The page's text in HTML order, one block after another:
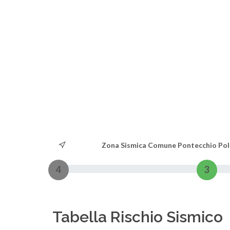
Zona Sismica Comune Pontecchio
4 3
Tabella Rischio Sismico